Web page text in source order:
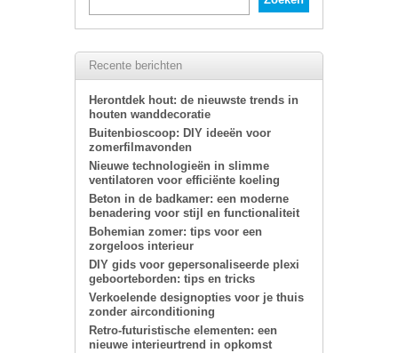
Recente berichten
Herontdek hout: de nieuwste trends in
houten wanddecoratie
Buitenbioscoop: DIY ideeën voor
zomerfilmavonden
Nieuwe technologieën in slimme
ventilatoren voor efficiënte koeling
Beton in de badkamer: een moderne
benadering voor stijl en functionaliteit
Bohemian zomer: tips voor een
zorgeloos interieur
DIY gids voor gepersonaliseerde plexi
geboorteborden: tips en tricks
Verkoelende designopties voor je thuis
zonder airconditioning
Retro-futuristische elementen: een
nieuwe interieurtrend in opkomst